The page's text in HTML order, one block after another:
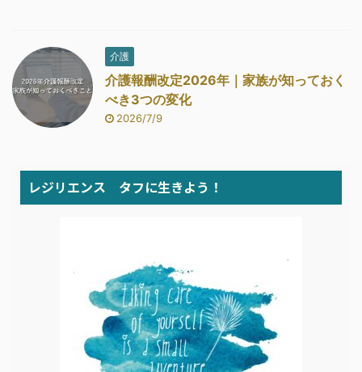
介護
介護報酬改定2026年｜家族が知っておく
べき3つの変化
2026/7/9
レジリエンス タフに生きよう！